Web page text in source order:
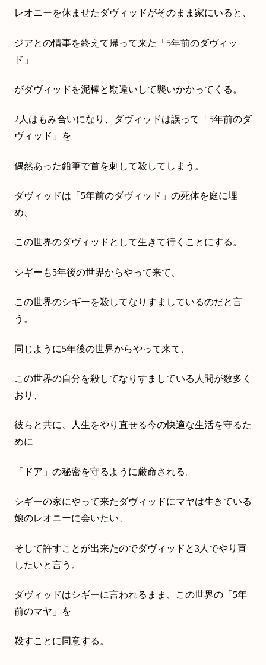
レオニーを休ませたダヴィッドがそのまま家にいると、
ジアとの情事を終えて帰って来た「5年前のダヴィッ
ド」
がダヴィッドを泥棒と勘違いして襲いかかってくる。
2人はもみ合いになり、ダヴィッドは誤って「5年前のダ
ヴィッド」を
偶然あった鉛筆で首を刺して殺してしまう。
ダヴィッドは「5年前のダヴィッド」の死体を庭に埋
め、
この世界のダヴィッドとして生きて行くことにする。
シギーも5年後の世界からやって来て、
この世界のシギーを殺してなりすましているのだと言
う。
同じように5年後の世界からやって来て、
この世界の自分を殺してなりすましている人間が数多く
おり、
彼らと共に、人生をやり直せる今の快適な生活を守るた
めに
「ドア」の秘密を守るように厳命される。
シギーの家にやって来たダヴィッドにマヤは生きている
娘のレオニーに会いたい、
そして許すことが出来たのでダヴィッドと3人でやり直
したいと言う。
ダヴィッドはシギーに言われるまま、この世界の「5年
前のマヤ」を
殺すことに同意する。